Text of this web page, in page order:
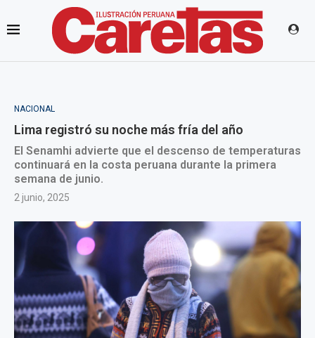
NACIONAL
Lima registró su noche más fría del año
El Senamhi advierte que el descenso de temperaturas
continuará en la costa peruana durante la primera
semana de junio.
2 junio, 2025